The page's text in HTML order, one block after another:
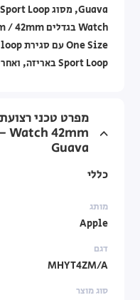
Sport Loop באריזה, ואחריות יבואן רשמי.
Guava
כללי
מותג
Apple
דגם
MHYT4ZM/A
סוג מוצר